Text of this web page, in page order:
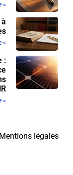
»
»
:
»
Mentions légales